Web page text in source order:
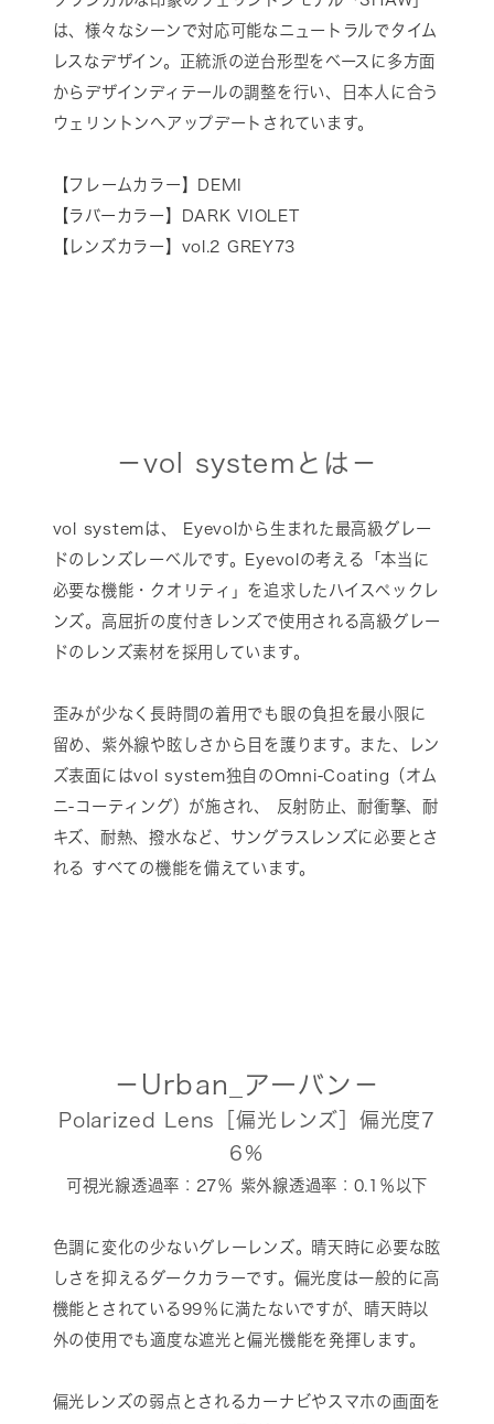
は、様々なシーンで対応可能なニュートラルでタイム
レスなデザイン。正統派の逆台形型をベースに多方面
からデザインディテールの調整を行い、日本人に合う
ウェリントンへアップデートされています。
【フレームカラー】DEMI
【ラバーカラー】DARK VIOLET
【レンズカラー】vol.2 GREY73
－vol systemとは－
vol systemは、 Eyevolから生まれた最高級グレー
ドのレンズレーベルです。Eyevolの考える「本当に
必要な機能・クオリティ」を追求したハイスペックレ
ンズ。高屈折の度付きレンズで使用される高級グレー
ドのレンズ素材を採用しています。
歪みが少なく長時間の着用でも眼の負担を最小限に
留め、紫外線や眩しさから目を護ります。また、レン
ズ表面にはvol system独自のOmni-Coating（オム
ニ-コーティング）が施され、 反射防止、耐衝撃、耐
キズ、耐熱、撥水など、サングラスレンズに必要とさ
れる すべての機能を備えています。
－Urban_アーバン－
Polarized Lens［偏光レンズ］偏光度7
6％
可視光線透過率：27％ 紫外線透過率：0.1％以下
色調に変化の少ないグレーレンズ。晴天時に必要な眩
しさを抑えるダークカラーです。偏光度は一般的に高
機能とされている99％に満たないですが、晴天時以
外の使用でも適度な遮光と偏光機能を発揮します。
偏光レンズの弱点とされるカーナビやスマホの画面を